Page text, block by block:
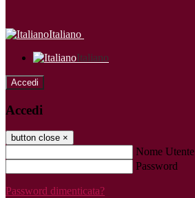
Italiano
Italiano
Accedi
Accedi
button close ×
Nome Utente
Password
Password dimenticata?